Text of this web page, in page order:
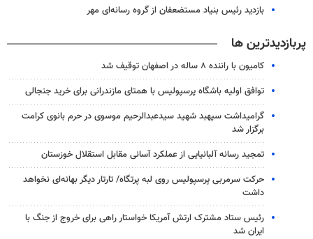
بازدید رئیس بنیاد مستضعفان از گروه رسانه‌ای مهر
پربازدیدترین ها
کامیون با راننده ۸ ساله در اصفهان توقیف شد
توافق اولیه باشگاه پرسپولیس با همتای مازندرانی برای خرید جنجالی
گرامیداشت سپهبد شهید سیدعبدالرحیم موسوی در حرم بانوی کرامت
برگزار شد
تمجید رسانه آلبانیایی از عملکرد آسانی مقابل استقلال خوزستان
حرکت سرمربی پرسپولیس روی لبه پرتگاه/ تارتار دیگر بهانه‌ای نخواهد
داشت
رئیس ستاد مشترک ارتش آمریکا خواستار راهی برای خروج از جنگ با
ایران شد